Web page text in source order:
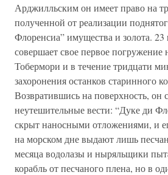
Арджилльским он имеет право на
полученной от реализации
Флоренсиа” имущества и золота.
совершает свое первое погружение
Тобермори и в течение тридцати
захоронения останков старинного
Возвратившись на поверхность, он
неутешительные вести: “Дуке ди
скрыт наносными отложениями, и
на морском дне выдают лишь
месяца водолазы и ныряльщики
корабль от песчаного плена, но в